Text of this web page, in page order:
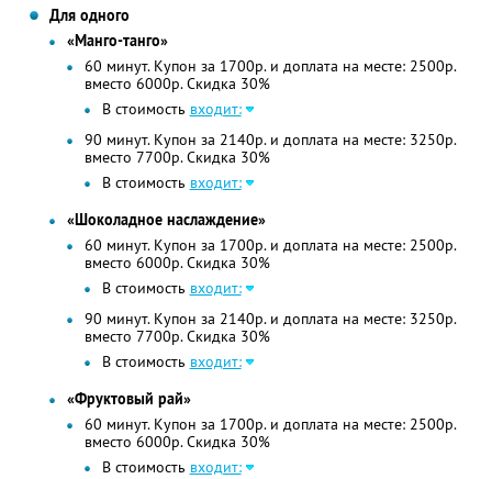
Для одного
«Манго-танго»
60 минут. Купон за 1700р. и доплата на месте: 2500р.
вместо 6000р. Скидка 30%
В стоимость входит:
90 минут. Купон за 2140р. и доплата на месте: 3250р.
вместо 7700р. Скидка 30%
В стоимость входит:
«Шоколадное наслаждение»
60 минут. Купон за 1700р. и доплата на месте: 2500р.
вместо 6000р. Скидка 30%
В стоимость входит:
90 минут. Купон за 2140р. и доплата на месте: 3250р.
вместо 7700р. Скидка 30%
В стоимость входит:
«Фруктовый рай»
60 минут. Купон за 1700р. и доплата на месте: 2500р.
вместо 6000р. Скидка 30%
В стоимость входит: